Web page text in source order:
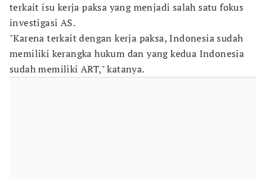
terkait isu kerja paksa yang menjadi salah satu fokus
investigasi AS.
"Karena terkait dengan kerja paksa, Indonesia sudah
memiliki kerangka hukum dan yang kedua Indonesia
sudah memiliki ART," katanya.